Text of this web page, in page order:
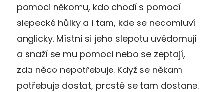
pomoci někomu, kdo chodí s pomocí
slepecké hůlky a i tam, kde se nedomluví
anglicky. Místní si jeho slepotu uvědomují
a snaží se mu pomoci nebo se zeptají,
zda něco nepotřebuje. Když se někam
potřebuje dostat, prostě se tam dostane.